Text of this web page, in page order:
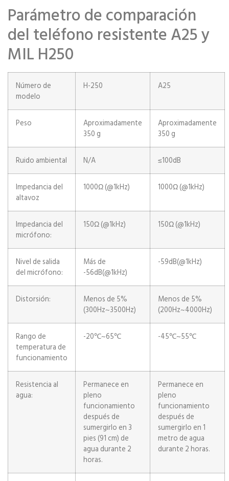
Parámetro de comparación
del teléfono resistente A25 y
MIL H250
Número de
modelo
H-250 A25
Peso
Aproximadamente
350 g
Aproximadamente
350 g
Ruido ambiental N/A ≤100dB
Impedancia del
altavoz
1000Ω (@1kHz) 1000Ω (@1kHz)
Impedancia del
micrófono:
150Ω (@1kHz) 150Ω (@1kHz)
Nivel de salida
del micrófono:
Más de
-56dB(@1kHz)
-59dB(@1kHz)
Distorsión:
Menos de 5%
(300Hz~3500Hz)
Menos de 5%
(200Hz~4000Hz)
Rango de
temperatura de
funcionamiento
-20℃~65℃ -45℃~55℃
Resistencia al
agua:
Permanece en
pleno
funcionamiento
después de
sumergirlo en 3
pies (91 cm) de
agua durante 2
horas.
Permanece en
pleno
funcionamiento
después de
sumergirlo en 1
metro de agua
durante 2 horas.